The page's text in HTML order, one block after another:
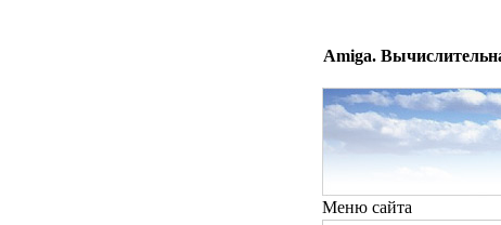
Amiga.
Меню сайта